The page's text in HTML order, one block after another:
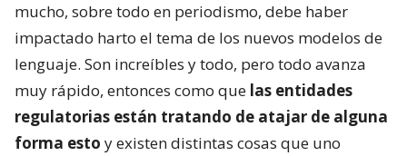
mucho, sobre todo en periodismo, debe haber
impactado harto el tema de los nuevos modelos de
lenguaje. Son increíbles y todo, pero todo avanza
muy rápido, entonces como que las entidades
regulatorias están tratando de atajar de alguna
forma esto y existen distintas cosas que uno